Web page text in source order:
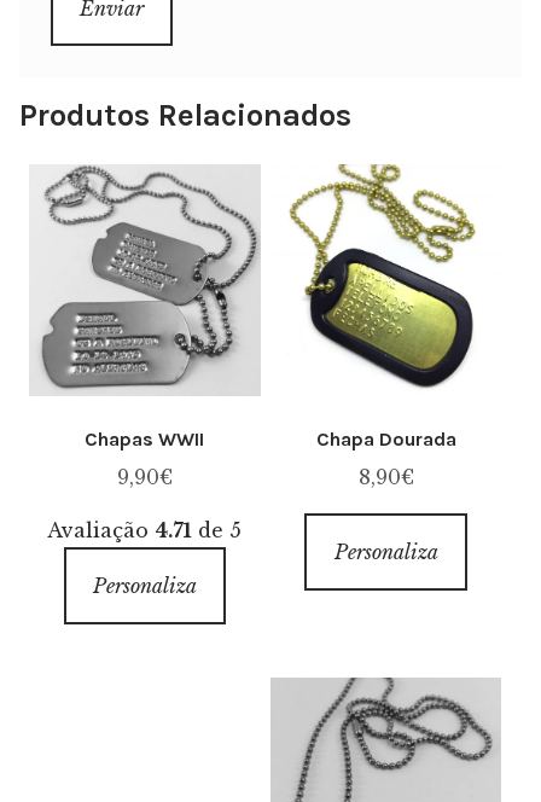
Produtos Relacionados
Chapas WWII
9,90€
Avaliação 4.71 de 5
Personaliza
Chapa Dourada
8,90€
Personaliza